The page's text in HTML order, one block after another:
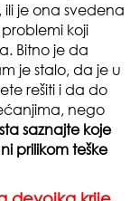
je ona svedena
koji
Bitno je da
je stalo, da je u
rešiti i da do
nego
saznajte koje
prilikom teške